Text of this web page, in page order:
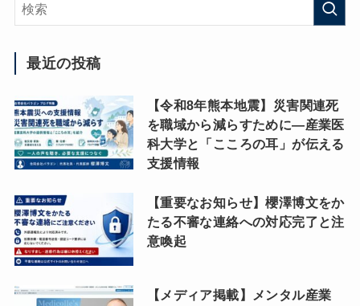
最近の投稿
【令和8年熊本地震】災害関連死
を職域から減らすために―産業医
科大学と「こころの耳」が伝える
支援情報
【重要なお知らせ】櫻澤博文をか
たる不審な連絡への対応完了と注
意喚起
【メディア掲載】メンタル産業